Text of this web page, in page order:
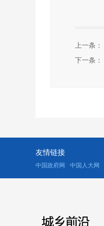
上一条：
下一条：
友情链接
中国政府网 中国人大网